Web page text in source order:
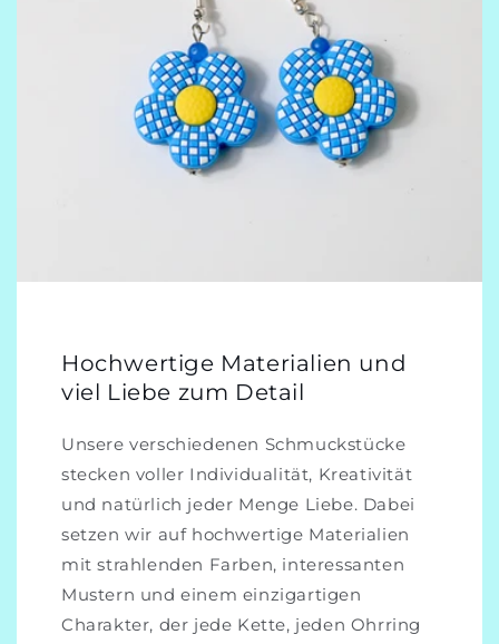
Hochwertige Materialien und
viel Liebe zum Detail
Unsere verschiedenen Schmuckstücke
stecken voller Individualität, Kreativität
und natürlich jeder Menge Liebe. Dabei
setzen wir auf hochwertige Materialien
mit strahlenden Farben, interessanten
Mustern und einem einzigartigen
Charakter, der jede Kette, jeden Ohrring